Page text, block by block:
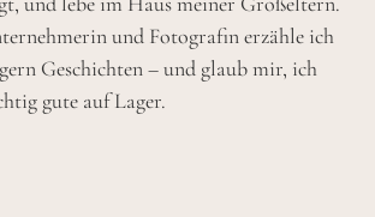
und Fotografin erzähle ich
Geschichten – und glaub mir, ich
gute auf Lager.